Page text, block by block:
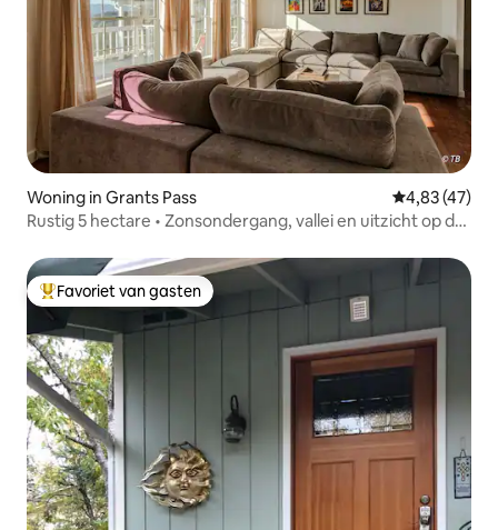
Woning in Grants Pass Gemiddelde
4,83 (47)
Rustig 5 hectare • Zonsondergang, vallei en uitzicht op de
Topfavoriet van gasten
Favoriet van gasten